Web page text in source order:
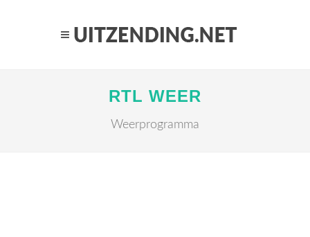
RTL WEER
Weerprogramma